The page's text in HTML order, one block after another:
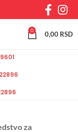
0 0,00 RSD
za